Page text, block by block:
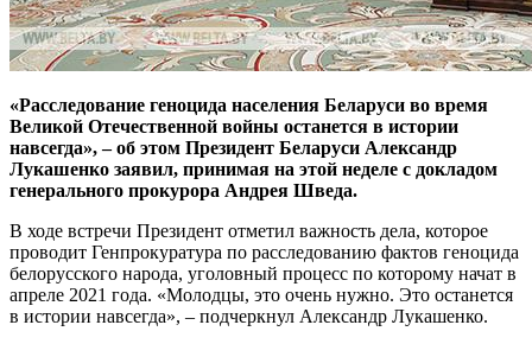
«Расследование геноцида населения Беларуси во время
Великой Отечественной войны останется в истории
навсегда», – об этом Президент Беларуси Александр
Лукашенко заявил, принимая на этой неделе с докладом
генерального прокурора Андрея Шведа.
В ходе встречи Президент отметил важность дела, которое
проводит Генпрокуратура по расследованию фактов геноцида
белорусского народа, уголовный процесс по которому начат в
апреле 2021 года. «Молодцы, это очень нужно. Это останется
в истории навсегда», – подчеркнул Александр Лукашенко.